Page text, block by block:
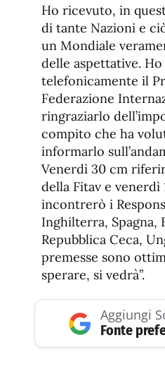
Ho ricevuto, in
di tante Nazioni e
un Mondiale
delle aspettative.
telefonicamente il
Federazione
ringraziarlo
compito che ha
informarlo
Venerdì 30 cm
della Fitav e venerdì
incontrerò i
Inghilterra, Spagna,
Repubblica Ceca,
premesse sono
sperare, si vedrà”.
Aggiungi
Fonte